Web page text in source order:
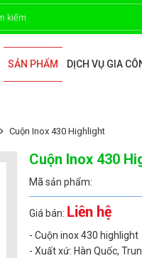
SẢN PHẨM DỊCH VỤ GIA
Cuộn Inox 430 Highlight
Cuộn Inox 430
Mã sản phẩm:
Giá bán: Liên hệ
- Cuộn inox 430 highlight
- Xuất xứ: Hàn Quốc,